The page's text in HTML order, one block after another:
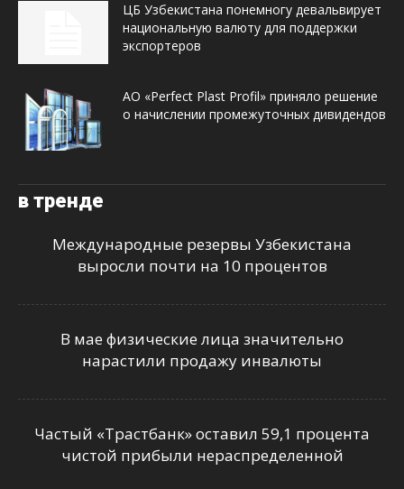
ЦБ Узбекистана понемногу девальвирует
национальную валюту для поддержки
экспортеров
АО «Perfect Plast Profil» приняло решение
о начислении промежуточных дивидендов
в тренде
Международные резервы Узбекистана
выросли почти на 10 процентов
В мае физические лица значительно
нарастили продажу инвалюты
Частый «Трастбанк» оставил 59,1 процента
чистой прибыли нераспределенной